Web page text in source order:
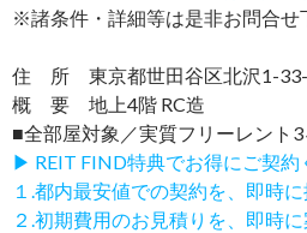
※諸条件・詳細等は是非お問合せ
住 所 東京都世田谷区北沢1-
概 要 地上4階 RC造
■全部屋対象／実質フリーレント
▶ REIT FIND特典でお得にご契約
１.都内最安値での契約を、即時に
２.初期費用のお見積りを、即時に